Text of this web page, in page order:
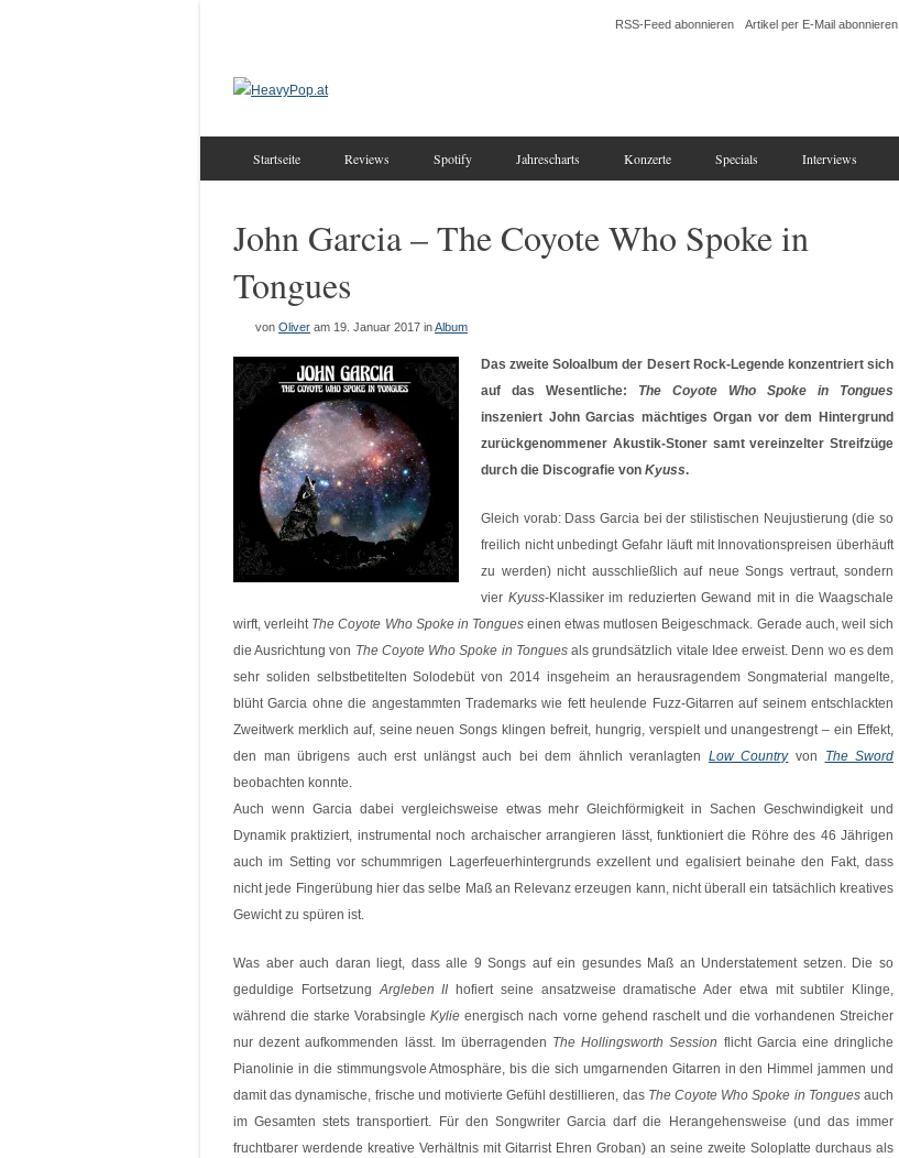
RSS-Feed abonnieren Artikel per E-Mail abonnieren
Startseite Reviews Spotify Jahrescharts Konzerte Specials Interviews
John Garcia – The Coyote Who Spoke in
Tongues
von Oliver am 19. Januar 2017 inAlbum
Das zweite Soloalbum der Desert Rock-Legende konzentriert sich
auf das Wesentliche: The Coyote Who Spoke in Tongues
inszeniert John Garcias mächtiges Organ vor dem Hintergrund
zurückgenommener Akustik-Stoner samt vereinzelter Streifzüge
durch die Discografie von Kyuss.
Gleich vorab: Dass Garcia bei der stilistischen Neujustierung (die so
freilich nicht unbedingt Gefahr läuft mit Innovationspreisen überhäuft
zu werden) nicht ausschließlich auf neue Songs vertraut, sondern
vier Kyuss-Klassiker im reduzierten Gewand mit in die Waagschale
wirft, verleiht The Coyote Who Spoke in Tongueseinen etwas mutlosen Beigeschmack. Gerade auch, weil sich
die Ausrichtung von The Coyote Who Spoke in Tonguesals grundsätzlich vitale Idee erweist. Denn wo es dem
sehr soliden selbstbetitelten Solodebüt von 2014 insgeheim an herausragendem Songmaterial mangelte,
blüht Garcia ohne die angestammten Trademarks wie fett heulende Fuzz-Gitarren auf seinem entschlackten
Zweitwerk merklich auf, seine neuen Songs klingen befreit, hungrig, verspielt und unangestrengt – ein Effekt,
den man übrigens auch erst unlängst auch bei dem ähnlich veranlagten Low Countryvon
The Sword
beobachten konnte.
Auch wenn Garcia dabei vergleichsweise etwas mehr Gleichförmigkeit in Sachen Geschwindigkeit und
Dynamik praktiziert, instrumental noch archaischer arrangieren lässt, funktioniert die Röhre des 46 Jährigen
auch im Setting vor schummrigen Lagerfeuerhintergrunds exzellent und egalisiert beinahe den Fakt, dass
nicht jede Fingerübung hier das selbe Maß an Relevanz erzeugen kann, nicht überall ein tatsächlich kreatives
Gewicht zu spüren ist.
Was aber auch daran liegt, dass alle 9 Songs auf ein gesundes Maß an Understatement setzen. Die so
geduldige FortsetzungArgleben II hofiert seine ansatzweise dramatische Ader etwa mit subtiler Klinge,
während die starke VorabsingleKylie energisch nach vorne gehend raschelt und die vorhandenen Streicher
nur dezent aufkommenden lässt. Im überragenden The Hollingsworth Session flicht Garcia eine dringliche
Pianolinie in die stimmungsvole Atmosphäre, bis die sich umgarnenden Gitarren in den Himmel jammen und
damit das dynamische, frische und motivierte Gefühl destillieren, das The Coyote Who Spoke in Tonguesauch
im Gesamten stets transportiert. Für den Songwriter Garcia darf die Herangehensweise (und das immer
fruchtbarer werdende kreative Verhältnis mit Gitarrist Ehren Groban) an seine zweite Soloplatte durchaus als